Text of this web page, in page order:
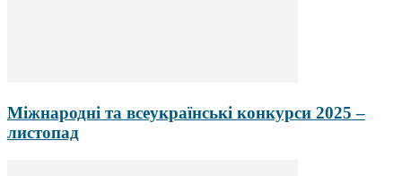
Міжнародні та всеукраїнські конкурси 2025 –
листопад